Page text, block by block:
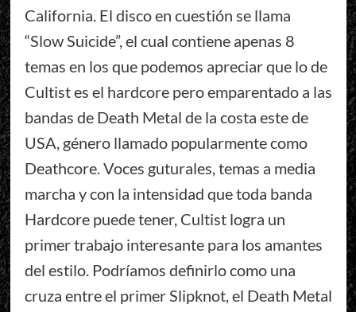
California. El disco en cuestión se llama
“Slow Suicide”, el cual contiene apenas 8
temas en los que podemos apreciar que lo de
Cultist es el hardcore pero emparentado a las
bandas de Death Metal de la costa este de
USA, género llamado popularmente como
Deathcore. Voces guturales, temas a media
marcha y con la intensidad que toda banda
Hardcore puede tener, Cultist logra un
primer trabajo interesante para los amantes
del estilo. Podríamos definirlo como una
cruza entre el primer Slipknot, el Death Metal